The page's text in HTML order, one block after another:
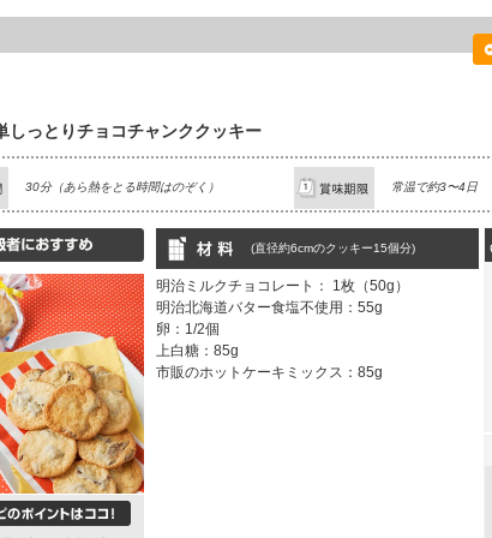
しっとりチョコチャンククッキー
30分（あら熱をとる時間はのぞく） 常温で約3〜4日
(直径約6cmのクッキー15個分)
明治ミルクチョコレート： 1枚（50g）
明治北海道バター食塩不使用：55g
卵：1/2個
上白糖：85g
市販のホットケーキミックス：85g